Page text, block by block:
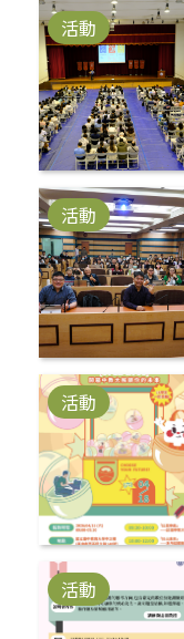
活動
活動
活動
活動